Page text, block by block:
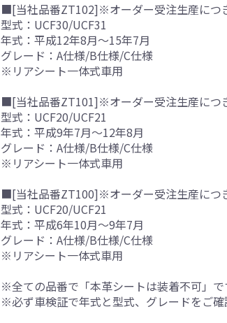
■[当社品番ZT102]※オーダー受注生産につ
型式：UCF30/UCF31
年式：平成12年8月～15年7月
グレード：A仕様/B仕様/C仕様
※リアシート一体式車用
■[当社品番ZT101]※オーダー受注生産につ
型式：UCF20/UCF21
年式：平成9年7月～12年8月
グレード：A仕様/B仕様/C仕様
※リアシート一体式車用
■[当社品番ZT100]※オーダー受注生産につ
型式：UCF20/UCF21
年式：平成6年10月～9年7月
グレード：A仕様/B仕様/C仕様
※リアシート一体式車用
※全ての品番で「本革シートは装着不可」で
※必ず車検証で年式と型式、グレードをご確